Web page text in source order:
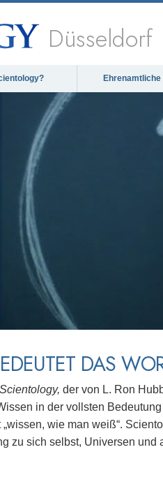
Düsseldorf
DAS
Scientology, der von L. Ron
in der vollsten
„wissen, wie man weiß“.
zu sich selbst, Universen und